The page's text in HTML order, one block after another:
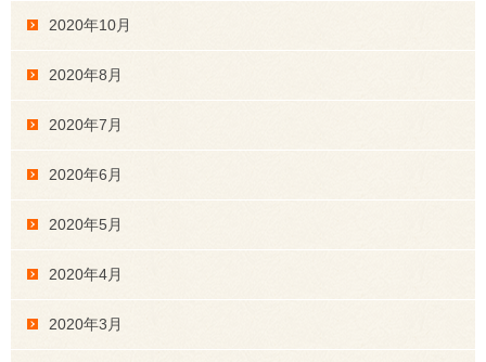
2020年10月
2020年8月
2020年7月
2020年6月
2020年5月
2020年4月
2020年3月